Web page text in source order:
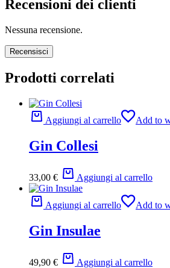
Recensioni dei clienti
Nessuna recensione.
Recensisci
Prodotti correlati
Aggiungi al carrello Add to
Gin Collesi
33,00 € Aggiungi al carrello
Aggiungi al carrello Add to
Gin Insulae
49,90 € Aggiungi al carrello